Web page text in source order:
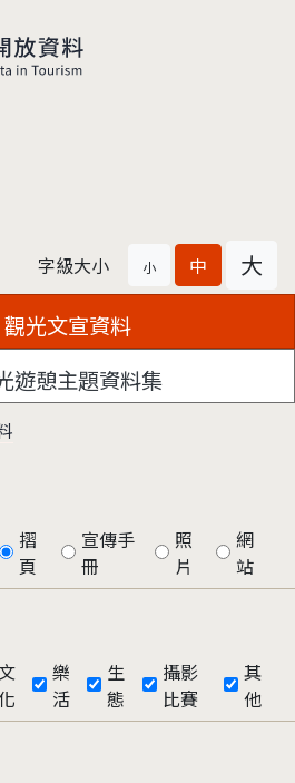
字級大小 小 中 大
觀光文宣資料
遊憩主題資料集
摺
頁
宣傳手
冊
照
片
網
站
樂
活
生
態
攝影
比賽
其
他